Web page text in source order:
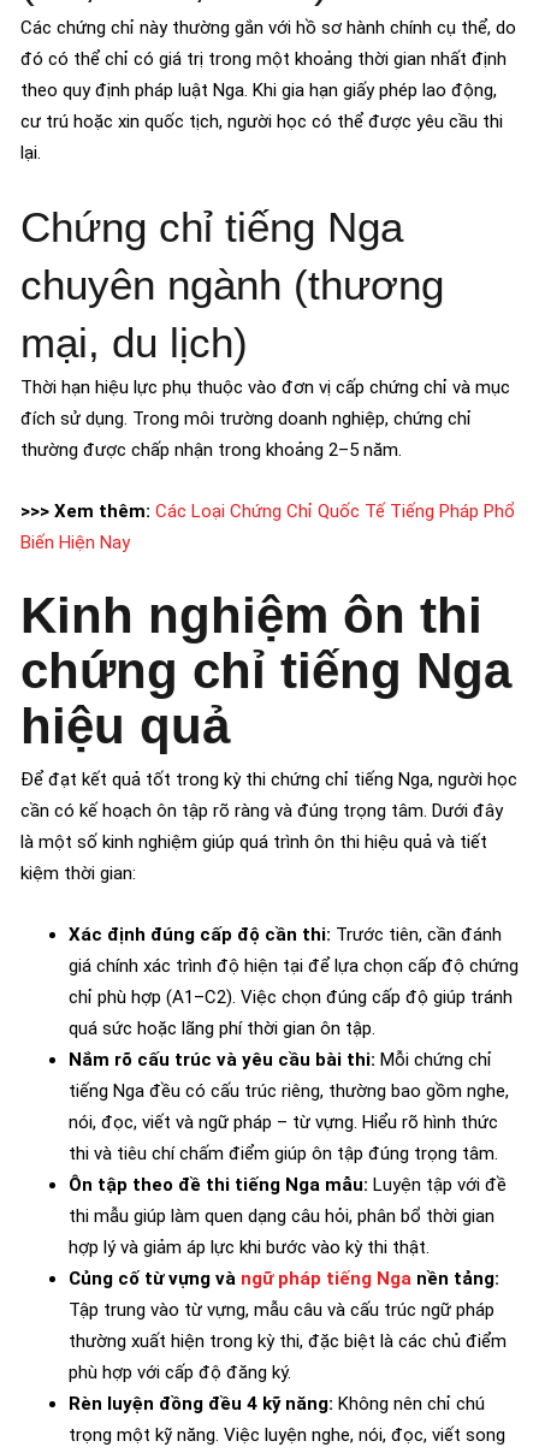
Các chứng chỉ này thường gắn với hồ sơ hành chính cụ thể, do
đó có thể chỉ có giá trị trong một khoảng thời gian nhất định
theo quy định pháp luật Nga. Khi gia hạn giấy phép lao động,
cư trú hoặc xin quốc tịch, người học có thể được yêu cầu thi
lại.
Chứng chỉ tiếng Nga
chuyên ngành (thương
mại, du lịch)
Thời hạn hiệu lực phụ thuộc vào đơn vị cấp chứng chỉ và mục
đích sử dụng. Trong môi trường doanh nghiệp, chứng chỉ
thường được chấp nhận trong khoảng 2–5 năm.
>>> Xem thêm: Các Loại Chứng Chỉ Quốc Tế Tiếng Pháp Phổ
Biến Hiện Nay
Kinh nghiệm ôn thi
chứng chỉ tiếng Nga
hiệu quả
Để đạt kết quả tốt trong kỳ thi chứng chỉ tiếng Nga, người học
cần có kế hoạch ôn tập rõ ràng và đúng trọng tâm. Dưới đây
là một số kinh nghiệm giúp quá trình ôn thi hiệu quả và tiết
kiệm thời gian:
Xác định đúng cấp độ cần thi: Trước tiên, cần đánh
giá chính xác trình độ hiện tại để lựa chọn cấp độ chứng
chỉ phù hợp (A1–C2). Việc chọn đúng cấp độ giúp tránh
quá sức hoặc lãng phí thời gian ôn tập.
Nắm rõ cấu trúc và yêu cầu bài thi: Mỗi chứng chỉ
tiếng Nga đều có cấu trúc riêng, thường bao gồm nghe,
nói, đọc, viết và ngữ pháp – từ vựng. Hiểu rõ hình thức
thi và tiêu chí chấm điểm giúp ôn tập đúng trọng tâm.
Ôn tập theo đề thi tiếng Nga mẫu: Luyện tập với đề
thi mẫu giúp làm quen dạng câu hỏi, phân bổ thời gian
hợp lý và giảm áp lực khi bước vào kỳ thi thật.
Củng cố từ vựng và ngữ pháp tiếng Nga nền tảng:
Tập trung vào từ vựng, mẫu câu và cấu trúc ngữ pháp
thường xuất hiện trong kỳ thi, đặc biệt là các chủ điểm
phù hợp với cấp độ đăng ký.
Rèn luyện đồng đều 4 kỹ năng: Không nên chỉ chú
trọng một kỹ năng. Việc luyện nghe, nói, đọc, viết song